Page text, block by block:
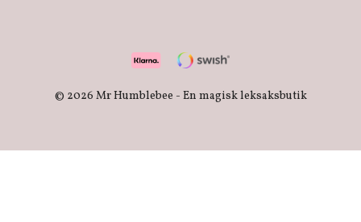
© 2026 Mr Humblebee - En magisk leksaksbutik